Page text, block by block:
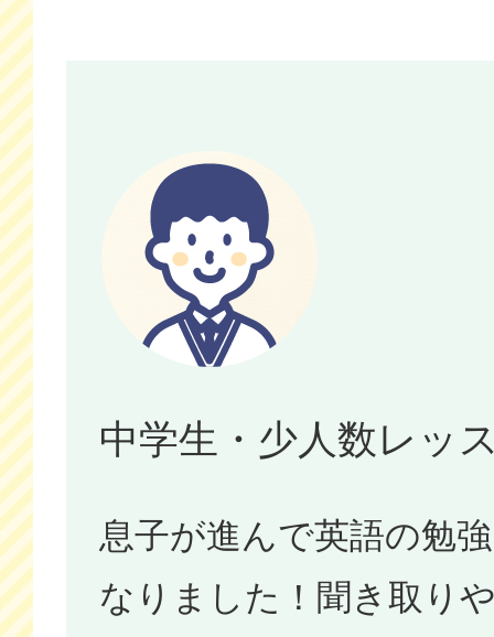
中学生・少人数レッ
息子が進んで英語の勉
なりました！聞き取り